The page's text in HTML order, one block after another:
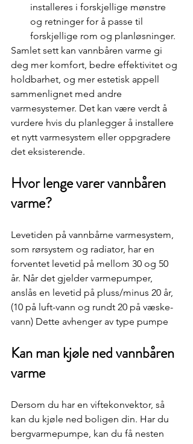
installeres i forskjellige mønstre
og retninger for å passe til
forskjellige rom og planløsninger.
Samlet sett kan vannbåren varme gi
deg mer komfort, bedre effektivitet og
holdbarhet, og mer estetisk appell
sammenlignet med andre
varmesystemer. Det kan være verdt å
vurdere hvis du planlegger å installere
et nytt varmesystem eller oppgradere
det eksisterende.
Hvor lenge varer vannbåren
varme?
Levetiden på vannbårne varmesystem,
som rørsystem og radiator, har en
forventet levetid på mellom 30 og 50
år. Når det gjelder varmepumper,
anslås en levetid på pluss/minus 20 år,
(10 på luft-vann og rundt 20 på væske-
vann) Dette avhenger av type pumpe
Kan man kjøle ned vannbåren
varme
Dersom du har en viftekonvektor, så
kan du kjøle ned boligen din. Har du
bergvarmepumpe, kan du få nesten